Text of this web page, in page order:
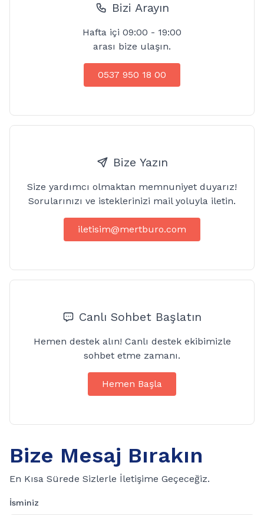
Bizi Arayın
Hafta içi 09:00 - 19:00
arası bize ulaşın.
0537 950 18 00
Bize Yazın
Size yardımcı olmaktan memnuniyet duyarız!
Sorularınızı ve isteklerinizi mail yoluyla iletin.
iletisim@mertburo.com
Canlı Sohbet Başlatın
Hemen destek alın! Canlı destek ekibimizle
sohbet etme zamanı.
Hemen Başla
Bize Mesaj Bırakın
En Kısa Sürede Sizlerle İletişime Geçeceğiz.
İsminiz